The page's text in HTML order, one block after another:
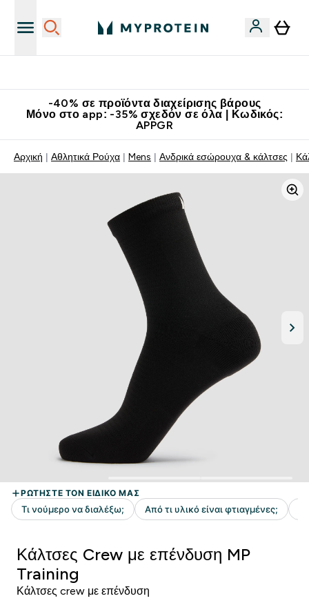
-40% σε προϊόντα διαχείρισης βάρους
Μόνο στο app: -35% σχεδόν σε όλα | Κωδικός:
APPGR
Αρχική Αθλητικά Ρούχα Mens Ανδρικά εσώρουχα & κάλτσες
Κάλτσες Crew με επένδυση MP
Training
Κάλτσες crew με επένδυση